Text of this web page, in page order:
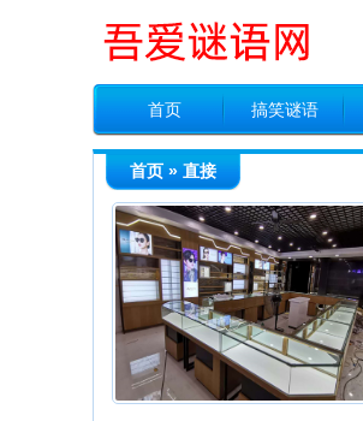
首页 搞笑谜语
首页 » 直接